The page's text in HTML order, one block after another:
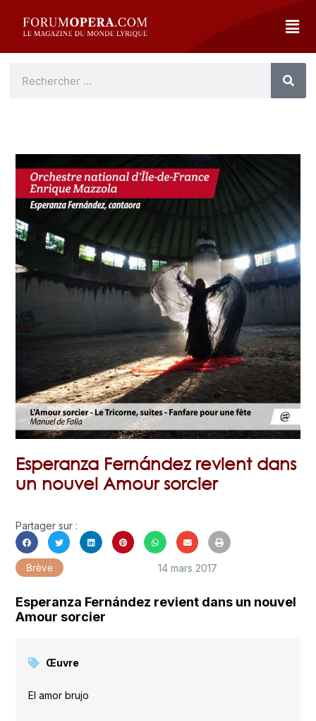
Esperanza Fernández revient dans
un nouvel Amour sorcier
Partager sur :
Brève 14 mars 2017
Esperanza Fernández revient dans un nouvel
Amour sorcier
Œuvre
El amor brujo